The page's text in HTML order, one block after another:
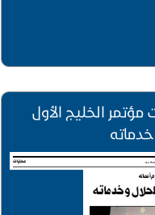
مؤتمر الخليج الأول